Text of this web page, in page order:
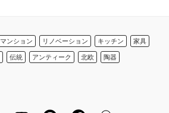
マンション リノベーション キッチン
家具
伝統 アンティーク 北欧 陶器